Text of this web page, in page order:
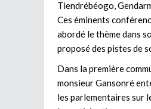
Tiendrébéogo,
Ces éminents
abordé le thème dans
proposé des pistes de
Dans la première
monsieur Gansonré
les parlementaires sur